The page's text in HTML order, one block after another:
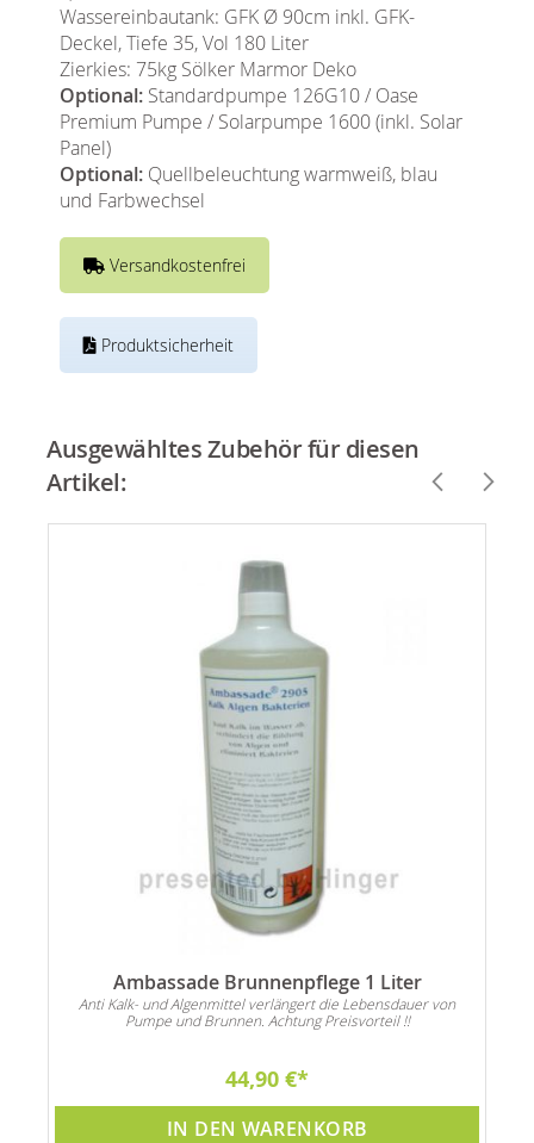
Wassereinbautank: GFK Ø 90cm inkl. GFK-
Deckel, Tiefe 35, Vol 180 Liter
Zierkies: 75kg Sölker Marmor Deko
Optional: Standardpumpe 126G10 / Oase
Premium Pumpe / Solarpumpe 1600 (inkl. Solar
Panel)
Optional: Quellbeleuchtung warmweiß, blau
und Farbwechsel
Versandkostenfrei
Produktsicherheit
Ausgewähltes Zubehör für diesen
Artikel:
Ambassade Brunnenpflege 1 Liter
Anti Kalk- und Algenmittel verlängert die Lebensdauer von
Pumpe und Brunnen. Achtung Preisvorteil !!
44,90 €
IN DEN WARENKORB